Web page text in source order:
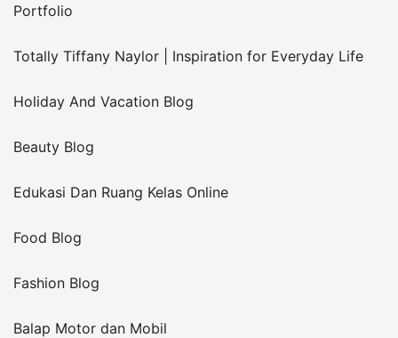
Portfolio
Totally Tiffany Naylor | Inspiration for Everyday Life
Holiday And Vacation Blog
Beauty Blog
Edukasi Dan Ruang Kelas Online
Food Blog
Fashion Blog
Balap Motor dan Mobil